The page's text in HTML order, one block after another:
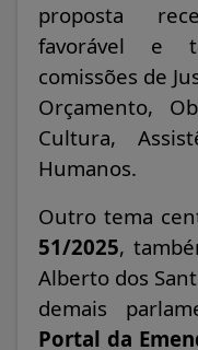
proposta
favorável e
comissões de
Orçamento,
Cultura,
Humanos.
Outro tema
51/2025,
Alberto dos
demais
Portal da